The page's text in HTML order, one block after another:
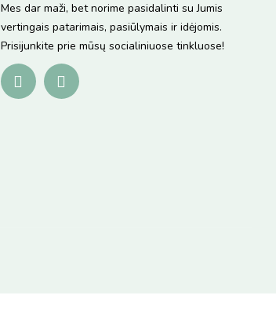
Mes dar maži, bet norime pasidalinti su Jumis
vertingais patarimais, pasiūlymais ir idėjomis.
Prisijunkite prie mūsų socialiniuose tinkluose!